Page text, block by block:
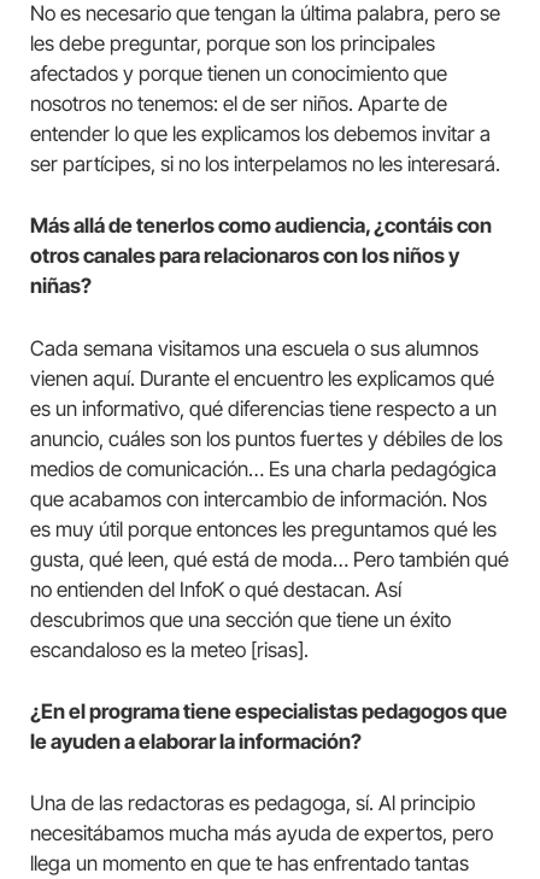
No es necesario que tengan la última palabra, pero se
les debe preguntar, porque son los principales
afectados y porque tienen un conocimiento que
nosotros no tenemos: el de ser niños. Aparte de
entender lo que les explicamos los debemos invitar a
ser partícipes, si no los interpelamos no les interesará.
Más allá de tenerlos como audiencia, ¿contáis con
otros canales para relacionaros con los niños y
niñas?
Cada semana visitamos una escuela o sus alumnos
vienen aquí. Durante el encuentro les explicamos qué
es un informativo, qué diferencias tiene respecto a un
anuncio, cuáles son los puntos fuertes y débiles de los
medios de comunicación… Es una charla pedagógica
que acabamos con intercambio de información. Nos
es muy útil porque entonces les preguntamos qué les
gusta, qué leen, qué está de moda… Pero también qué
no entienden del InfoK o qué destacan. Así
descubrimos que una sección que tiene un éxito
escandaloso es la meteo [risas].
¿En el programa tiene especialistas pedagogos que
le ayuden a elaborar la información?
Una de las redactoras es pedagoga, sí. Al principio
necesitábamos mucha más ayuda de expertos, pero
llega un momento en que te has enfrentado tantas